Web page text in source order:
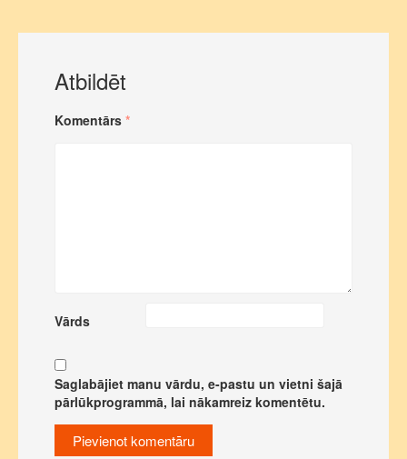
Atbildēt
Komentārs *
Vārds
Saglabājiet manu vārdu, e-pastu un vietni šajā
pārlūkprogrammā, lai nākamreiz komentētu.